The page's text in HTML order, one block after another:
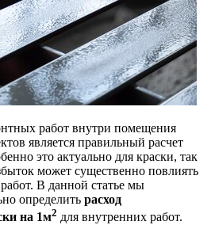
работ внутри помещения
является правильный расчет
это актуально для краски, так
может существенно повлиять
В данной статье мы
определить расход
на 1м2 для внутренних работ.